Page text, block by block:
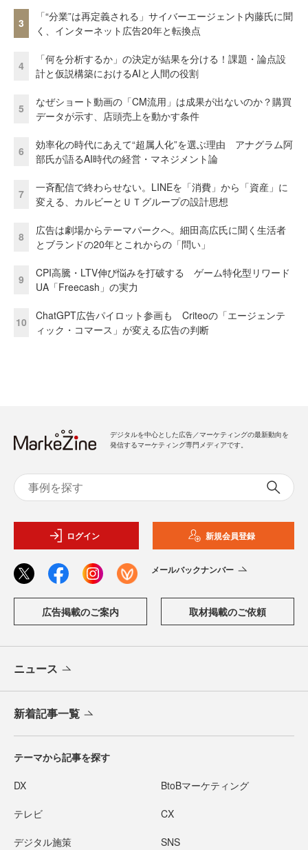
3
「“分業”は再定義される」サイバーエージェント内藤氏に聞
く、インターネット広告20年と転換点
4
「何を分析するか」の決定が結果を分ける！課題・論点設
計と仮説構築におけるAIと人間の役割
5
なぜショート動画の「CM流用」は成果が出ないのか？購買
データが示す、店頭売上を動かす条件
6
効率化の時代にあえて“超属人化”を選ぶ理由 アナグラム阿
部氏が語るAI時代の経営・マネジメント論
7
一斉配信で終わらせない。LINEを「消費」から「資産」に
変える、カルビーとＵＴグループの設計思想
8
広告は劇場からテーマパークへ。細田高広氏に聞く生活者
とブランドの20年とこれからの「問い」
9
CPI高騰・LTV伸び悩みを打破する ゲーム特化型リワード
UA「Freecash」の実力
10
ChatGPT広告パイロット参画も Criteoの「エージェンテ
ィック・コマース」が変える広告の判断
デジタルを中心とした広告／マーケティングの最新動向を
発信するマーケティング専門メディアです。
ログイン 新規会員登録
メールバックナンバー
広告掲載のご案内 取材掲載のご依頼
ニュース
新着記事一覧
テーマから記事を探す
DX BtoBマーケティング
テレビ CX
デジタル施策 SNS